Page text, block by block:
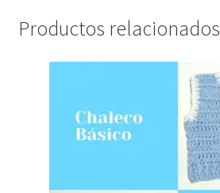
Productos relacionados